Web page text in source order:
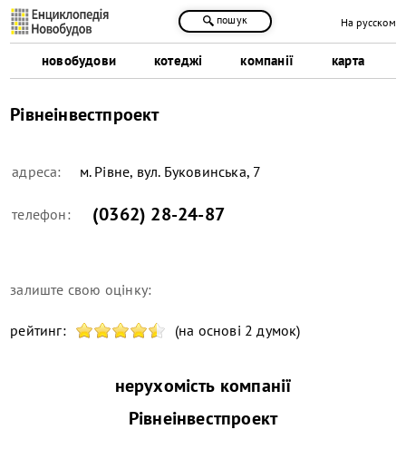
новобудови котеджі компанії карта
пошук На русском
Рівнеінвестпроект
адреса: м. Рівне, вул. Буковинська, 7
телефон: (0362) 28-24-87
залиште свою оцінку:
рейтинг: (на основі 2 думок)
нерухомість компанії
Рівнеінвестпроект